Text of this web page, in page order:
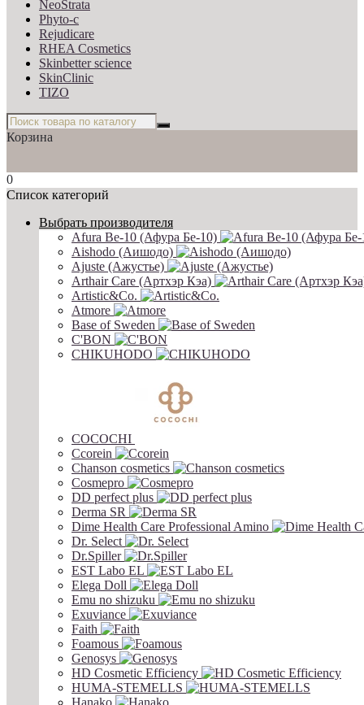
NeoStrata
Phyto-c
Rejudicare
RHEA Cosmetics
Skinbetter science
SkinСlinic
TIZO
Корзина
0
Список категорий
Выбрать производителя
Afura Be-10 (Афура Бе-10)
Aishodo (Аишодо)
Ajuste (Ажустье)
Arthair Care (Артхэр Кэа)
Artistic&Co.
Atmore
Base of Sweden
C'BON
CHIKUHODO
COCOCHI
Ccorein
Chanson cosmetics
Cosmepro
DD perfect plus
Derma SR
Dime Health Care Professional Amino
Dr. Select
Dr.Spiller
EST Labo EL
Elega Doll
Emu no shizuku
Exuviance
Faith
Foamous
Genosys
HD Cosmetic Efficiency
HUMA-STEMELLS
Hanako